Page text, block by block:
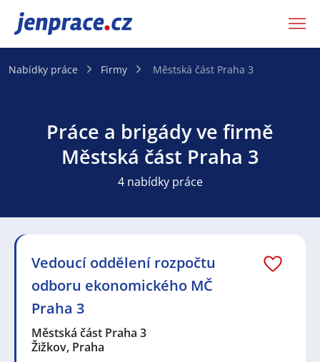
JenPráce.cz
Nabídky práce Firmy Městská část Praha 3
Práce a brigády ve firmě
Městská část Praha 3
4 nabídky práce
Vedoucí oddělení rozpočtu
odboru ekonomického MČ
Praha 3
Městská část Praha 3
Žižkov, Praha